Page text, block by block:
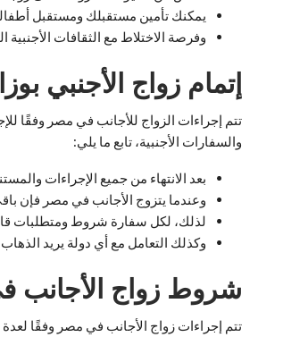
يمكنك تأمين مستقبلك ومستقبل
وفرصة الاختلاط مع الثقافات الأجنبية
إتمام زواج الأجنبي
تتم إجراءات الزواج للأجانب في مصر وفقًا
والسفارات الأجنبية، تابع ما يلي:
بعد الانتهاء من جميع الإجراءات
وعندما يتزوج الأجانب في مصر فإن
لذلك، لكل سفارة شروط ومتطلبات
وكذلك التعامل مع أي دولة يريد
شروط زواج الأجانب
تتم إجراءات زواج الأجانب في مصر وفقًا لعدة